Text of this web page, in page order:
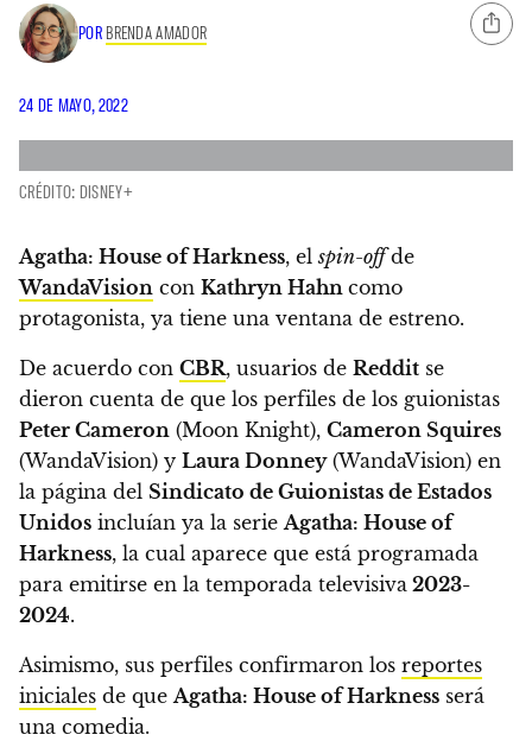
POR BRENDA AMADOR
24 DE MAYO, 2022
CRÉDITO: DISNEY+
Agatha: House of Harkness, elspin-offde
WandaVision con Kathryn Hahn como
protagonista, ya tiene una ventana de estreno.
De acuerdo con CBR, usuarios de Reddit se
dieron cuenta de que los perfiles de los guionistas
Peter Cameron (Moon Knight), Cameron Squires
(WandaVision) y Laura Donney(WandaVision) en
la página del Sindicato de Guionistas de Estados
Unidos incluían ya la serieAgatha: House of
Harkness, la cual aparece que está programada
para emitirse en la temporada televisiva 2023-
2024.
Asimismo, sus perfiles confirmaron los reportes
iniciales de queAgatha: House of Harkness será
una comedia.